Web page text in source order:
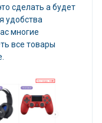
сделать а будет
удобства
многие
все товары